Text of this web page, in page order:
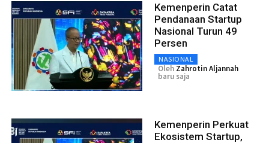
Kemenperin Catat
Pendanaan Startup
Nasional Turun 49
Persen
NASIONAL
Oleh Zahrotin Aljannah
baru saja
Kemenperin Perkuat
Ekosistem Startup,